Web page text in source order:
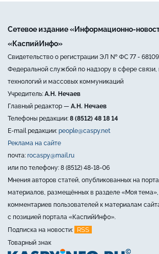
Сетевое издание «Информационно-
«КаспийИнфо»
Свидетельство о регистрации ЭЛ № ФС 77 - 68109
Федеральной службой по надзору в сфере
технологий и массовых коммуникаций
Учредитель: А.Н. Нечаев
Главный редактор — А.Н. Нечаев
Телефоны редакции: 8 (8512) 48 18 14
E-mail редакции: people@caspy.net
Реклама на сайте
почта: rocaspy@mail.ru
или по телефону: 8 (8512) 48-18-06
Мнения авторов статей, опубликованных на
материалов, размещённых в разделе «Моя
комментариев пользователей к материалам
с позицией портала «КаспийИнфо».
Подписка на новости:
RSS
Товарный знак